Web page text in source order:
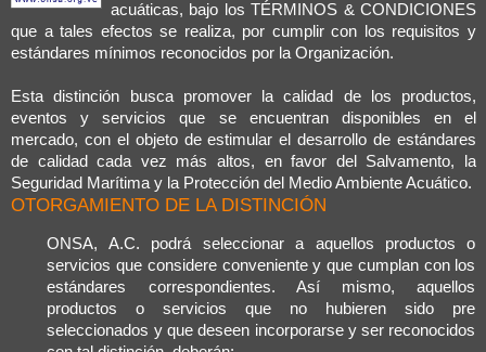
acuáticas, bajo los TÉRMINOS & CONDICIONES
que a tales efectos se realiza, por cumplir con los requisitos y
estándares mínimos reconocidos por la Organización.
Esta distinción busca promover la calidad de los productos,
eventos y servicios que se encuentran disponibles en el
mercado, con el objeto de estimular el desarrollo de estándares
de calidad cada vez más altos, en favor del Salvamento, la
Seguridad Marítima y la Protección del Medio Ambiente Acuático.
OTORGAMIENTO DE LA DISTINCIÓN
ONSA, A.C. podrá seleccionar a aquellos productos o
servicios que considere conveniente y que cumplan con los
estándares correspondientes. Así mismo, aquellos
productos o servicios que no hubieren sido pre
seleccionados y que deseen incorporarse y ser reconocidos